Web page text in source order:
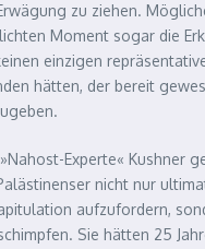
zu ziehen.
Moment sogar die
einzigen
hätten, der bereit
Experte« Kushner
nicht nur
aufzufordern,
Sie hätten 25